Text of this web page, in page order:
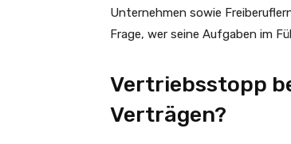
Unternehmen sowie
Frage, wer seine Aufgaben im
Vertriebsstopp
Verträgen?